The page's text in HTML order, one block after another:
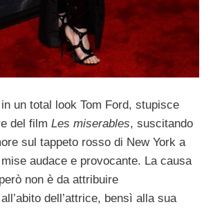
un total look Tom Ford, stupisce
del film Les miserables, suscitando
sul tappeto rosso di New York a
audace e provocante. La causa
non è da attribuire
dell’attrice, bensì alla sua